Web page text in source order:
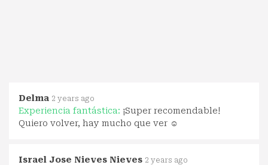
Delma 2 years ago
Experiencia fantástica: ¡Super recomendable!
Quiero volver, hay mucho que ver ☺️
Israel Jose Nieves Nieves 2 years ago